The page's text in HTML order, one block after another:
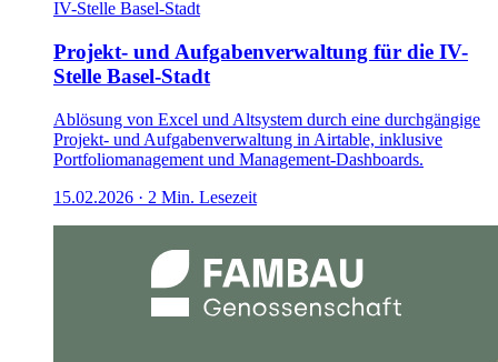
IV-Stelle Basel-Stadt
Projekt- und Aufgabenverwaltung für die IV-
Stelle Basel-Stadt
Ablösung von Excel und Altsystem durch eine durchgängige
Projekt- und Aufgabenverwaltung in Airtable, inklusive
Portfoliomanagement und Management-Dashboards.
15.02.2026 · 2 Min. Lesezeit